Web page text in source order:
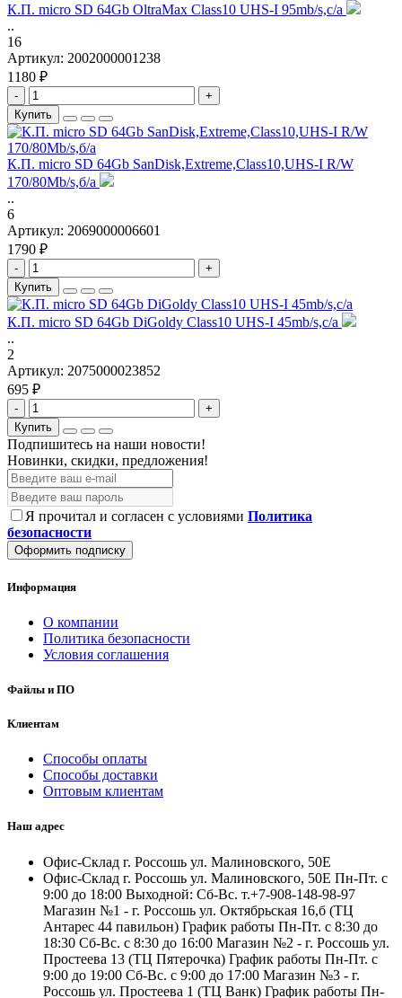
К.П. micro SD 64Gb OltraMax Class10 UHS-I 95mb/s,с/а
..
16
Артикул: 2002000001238
1180 ₽
-
+
Купить
К.П. micro SD 64Gb SanDisk,Extreme,Class10,UHS-I R/W
170/80Mb/s,б/а
..
6
Артикул: 2069000006601
1790 ₽
-
+
Купить
К.П. micro SD 64Gb DiGoldy Class10 UHS-I 45mb/s,с/а
..
2
Артикул: 2075000023852
695 ₽
-
+
Купить
Подпишитесь на наши новости!
Новинки, скидки, предложения!
Я прочитал и согласен с условиями Политика
безопасности
Оформить подписку
Информация
О компании
Политика безопасности
Условия соглашения
Файлы и ПО
Клиентам
Способы оплаты
Способы доставки
Оптовым клиентам
Наш адрес
Офис-Склад г. Россошь ул. Малиновского, 50Е
Офис-Склад г. Россошь ул. Малиновского, 50Е Пн-Пт. с
9:00 до 18:00 Выходной: Сб-Вс. т.+7-908-148-98-97
Магазин №1 - г. Россошь ул. Октябрьская 16,б (ТЦ
Антарес 44 павильон) График работы Пн-Пт. с 8:30 до
18:30 Сб-Вс. с 8:30 до 16:00 Магазин №2 - г. Россошь ул.
Простеева 13 (ТЦ Пятерочка) График работы Пн-Пт. с
9:00 до 19:00 Сб-Вс. с 9:00 до 17:00 Магазин №3 - г.
Россошь ул. Простеева 1 (ТЦ Ванк) График работы Пн-